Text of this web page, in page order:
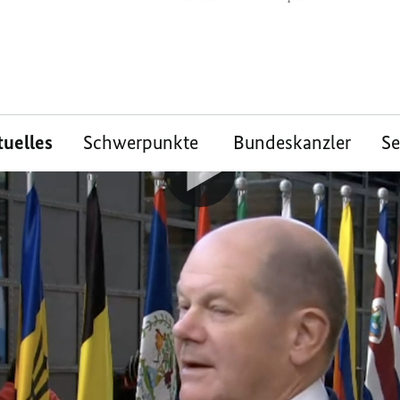
Schwerpunkte Bundeskanzler
von
des 3. EU-